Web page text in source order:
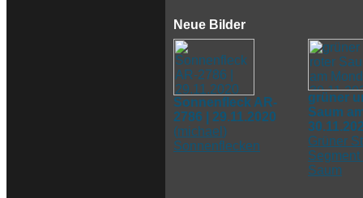
Neue Bilder
Sonnenfleck AR-
2786 | 29.11.2020
(michael )
Sonnenflecken
grüner
Saum
Grüner
Saum